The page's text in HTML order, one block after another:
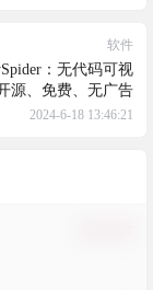
软件
：无代码可视
源、免费、无广告
2024-6-18 13:46:21